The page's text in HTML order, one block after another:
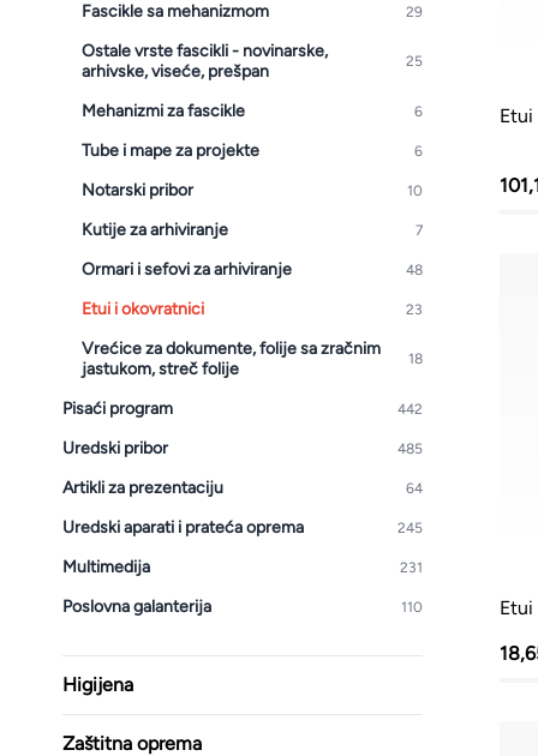
Kante i vreće za smeće
PVC kutije i korpe za veš
Hotelski asortiman
Sredstva za dezinfekciju
Fascikle sa mehanizmom 29
Ostale vrste fascikli - novinarske,
arhivske, viseće, prešpan
25
Mehanizmi za fascikle 6
Tube i mape za projekte 6
Notarski pribor 10
Kutije za arhiviranje 7
Ormari i sefovi za arhiviranje 48
Etui i okovratnici 23
Vrećice za dokumente, folije sa zračnim
jastukom, streč folije
18
Pisaći program 442
Uredski pribor 485
Artikli za prezentaciju 64
Uredski aparati i prateća oprema 245
Multimedija 231
Poslovna galanterija 110
Higijena
Zaštitna oprema
Etui
Etui